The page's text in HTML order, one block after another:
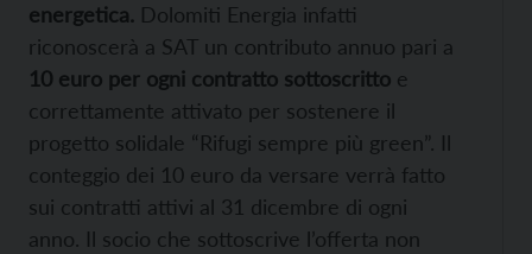
energetica. Dolomiti Energia infatti
riconoscerà a SAT un contributo annuo pari a
10 euro per ogni contratto sottoscritto e
correttamente attivato per sostenere il
progetto solidale “Rifugi sempre più green”. Il
conteggio dei 10 euro da versare verrà fatto
sui contratti attivi al 31 dicembre di ogni
anno. Il socio che sottoscrive l’offerta non